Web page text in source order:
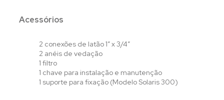
Acessórios
2 conexões de latão 1” x 3/4”
2 anéis de vedação
1 filtro
1 chave para instalação e manutenção
1 suporte para fixação (Modelo Solaris 300)